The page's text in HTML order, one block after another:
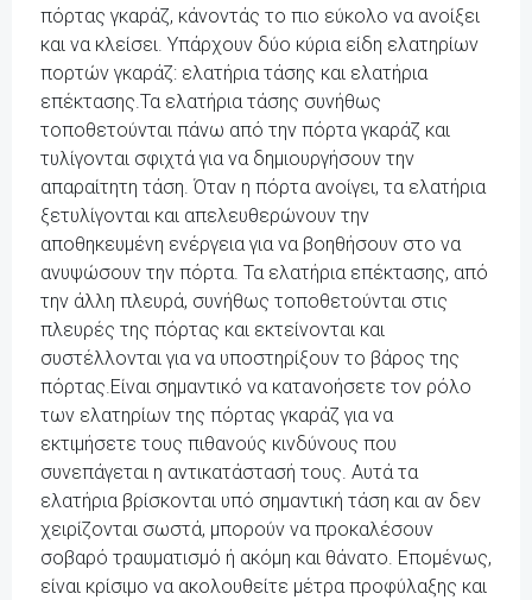
πόρτας γκαράζ, κάνοντάς το πιο εύκολο να ανοίξει
και να κλείσει. Υπάρχουν δύο κύρια είδη ελατηρίων
πορτών γκαράζ: ελατήρια τάσης και ελατήρια
επέκτασης.Τα ελατήρια τάσης συνήθως
τοποθετούνται πάνω από την πόρτα γκαράζ και
τυλίγονται σφιχτά για να δημιουργήσουν την
απαραίτητη τάση. Όταν η πόρτα ανοίγει, τα ελατήρια
ξετυλίγονται και απελευθερώνουν την
αποθηκευμένη ενέργεια για να βοηθήσουν στο να
ανυψώσουν την πόρτα. Τα ελατήρια επέκτασης, από
την άλλη πλευρά, συνήθως τοποθετούνται στις
πλευρές της πόρτας και εκτείνονται και
συστέλλονται για να υποστηρίξουν το βάρος της
πόρτας.Είναι σημαντικό να κατανοήσετε τον ρόλο
των ελατηρίων της πόρτας γκαράζ για να
εκτιμήσετε τους πιθανούς κινδύνους που
συνεπάγεται η αντικατάστασή τους. Αυτά τα
ελατήρια βρίσκονται υπό σημαντική τάση και αν δεν
χειρίζονται σωστά, μπορούν να προκαλέσουν
σοβαρό τραυματισμό ή ακόμη και θάνατο. Επομένως,
είναι κρίσιμο να ακολουθείτε μέτρα προφύλαξης και